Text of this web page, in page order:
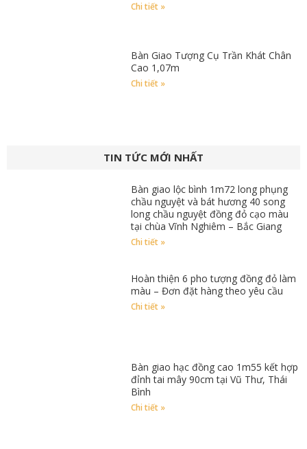
Chi tiết »
Bàn Giao Tượng Cụ Trần Khát Chân
Cao 1,07m
Chi tiết »
TIN TỨC MỚI NHẤT
Bàn giao lộc bình 1m72 long phụng
chầu nguyệt và bát hương 40 song
long chầu nguyệt đồng đỏ cạo màu
tại chùa Vĩnh Nghiêm – Bắc Giang
Chi tiết »
Hoàn thiện 6 pho tượng đồng đỏ làm
màu – Đơn đặt hàng theo yêu cầu
Chi tiết »
Bàn giao hạc đồng cao 1m55 kết hợp
đỉnh tai mây 90cm tại Vũ Thư, Thái
Bình
Chi tiết »